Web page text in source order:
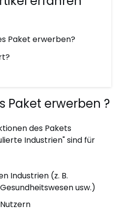
Paket erwerben?
Paket erwerben ?
des Pakets
Industrien" sind für
Industrien (z. B.
usw.)